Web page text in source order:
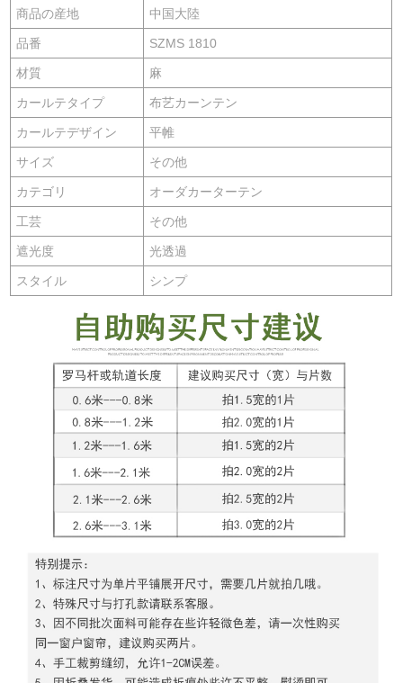
商品の産地 中国大陸
品番 SZMS 1810
材質 麻
カールテタイプ 布艺カーンテン
カールテデザイン 平帷
サイズ その他
カテゴリ オーダカーターテン
工芸 その他
遮光度 光透過
スタイル シンプ